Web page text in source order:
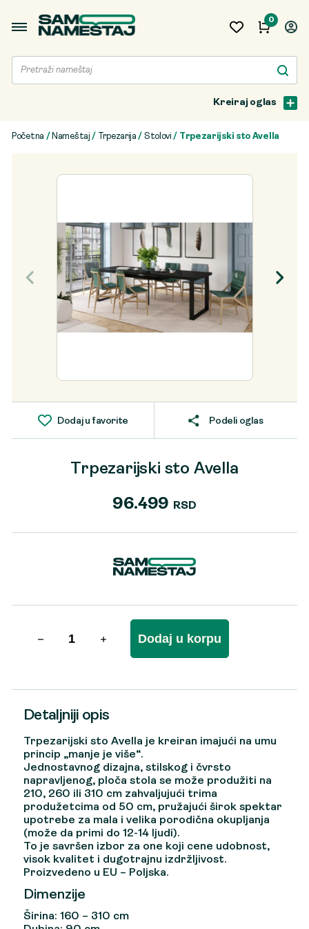
0
Kreiraj oglas
Početna / Nameštaj / Trpezarija / Stolovi / Trpezarijski sto Avella
Dodaj u favorite Podeli oglas
Trpezarijski sto Avella
96.499 RSD
Dodaj u korpu
Detaljniji opis
Trpezarijski sto Avella je kreiran imajući na umu
princip „manje je više“.
Jednostavnog dizajna, stilskog i čvrsto
napravljenog, ploča stola se može produžiti na
210, 260 ili 310 cm zahvaljujući trima
produžetcima od 50 cm, pružajući širok spektar
upotrebe za mala i velika porodična okupljanja
(može da primi do 12-14 ljudi).
To je savršen izbor za one koji cene udobnost,
visok kvalitet i dugotrajnu izdržljivost.
Proizvedeno u EU – Poljska.
Dimenzije
Širina: 160 – 310 cm